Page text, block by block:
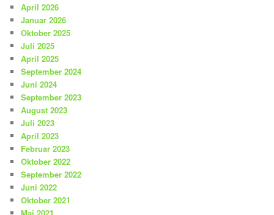
April 2026
Januar 2026
Oktober 2025
Juli 2025
April 2025
September 2024
Juni 2024
September 2023
August 2023
Juli 2023
April 2023
Februar 2023
Oktober 2022
September 2022
Juni 2022
Oktober 2021